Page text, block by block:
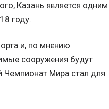
Казань является одним
году.
и, по мнению
сооружения будут
Чемпионат Мира стал для